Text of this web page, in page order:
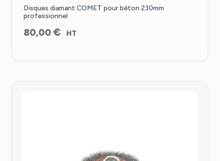
Disques diamant COMET pour béton 230mm
professionnel
80,00€ HT